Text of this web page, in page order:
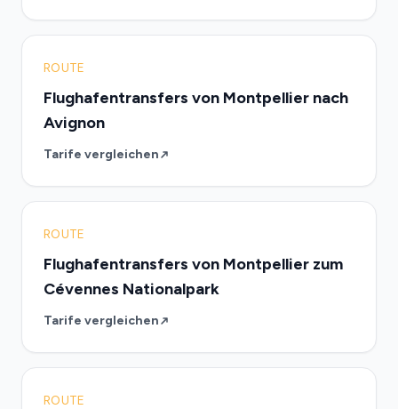
ROUTE
Flughafentransfers von Montpellier nach
Avignon
Tarife vergleichen
ROUTE
Flughafentransfers von Montpellier zum
Cévennes Nationalpark
Tarife vergleichen
ROUTE